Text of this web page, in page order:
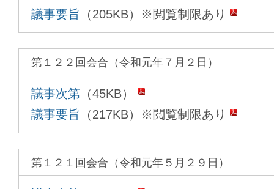
議事要旨 （205KB）※閲覧制限あり
第１２２回会合（令和元年７月２日）
議事次第 （45KB）
議事要旨 （217KB）※閲覧制限あり
第１２１回会合（令和元年５月２９日）